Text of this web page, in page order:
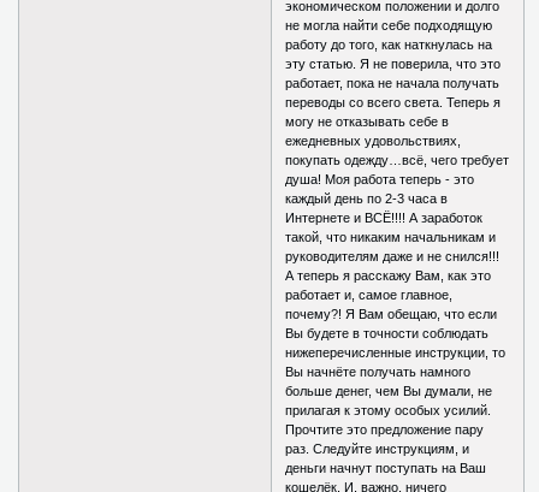
экономическом положении и долго
не могла найти себе подходящую
работу до того, как наткнулась на
эту статью. Я не поверила, что это
работает, пока не начала получать
переводы со всего света. Теперь я
могу не отказывать себе в
ежедневных удовольствиях,
покупать одежду…всё, чего требует
душа! Моя работа теперь - это
каждый день по 2-3 часа в
Интернете и ВСЁ!!!! А заработок
такой, что никаким начальникам и
руководителям даже и не снился!!!
А теперь я расскажу Вам, как это
работает и, самое главное,
почему?! Я Вам обещаю, что если
Вы будете в точности соблюдать
нижеперечисленные инструкции, то
Вы начнёте получать намного
больше денег, чем Вы думали, не
прилагая к этому особых усилий.
Прочтите это предложение пару
раз. Следуйте инструкциям, и
деньги начнут поступать на Ваш
кошелёк. И, важно, ничего